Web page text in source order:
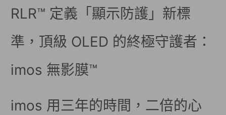
RLR™ 定義「顯示防護」新標
準，頂級 OLED 的終極守護者：
imos 無影膜™
imos 用三年的時間，二倍的心